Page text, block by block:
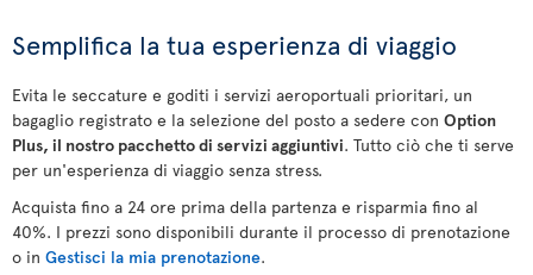
Semplifica la tua esperienza di viaggio
Evita le seccature e goditi i servizi aeroportuali prioritari, un
bagaglio registrato e la selezione del posto a sedere con Option
Plus, il nostro pacchetto di servizi aggiuntivi. Tutto ciò che ti serve
per un'esperienza di viaggio senza stress.
Acquista fino a 24 ore prima della partenza e risparmia fino al
40%. I prezzi sono disponibili durante il processo di prenotazione
o in Gestisci la mia prenotazione.